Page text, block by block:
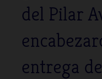
del Pilar
entrega